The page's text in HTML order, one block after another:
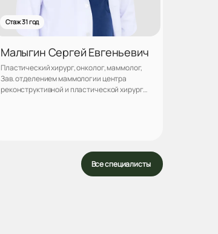
Стаж 31 год
Малыгин Сергей Евгеньевич
Пластический хирург, онколог, маммолог,
Зав. отделением маммологии центра
реконструктивной и пластической хирургии
Записаться
Все специалисты